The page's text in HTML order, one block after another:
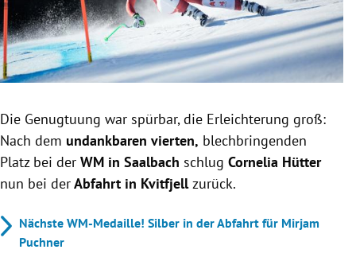
Untermenü
Untermenü
Untermenü
Die Genugtuung war spürbar, die Erleichterung groß:
Nach dem undankbaren vierten, blechbringenden
Platz bei der WM in Saalbach schlug Cornelia Hütter
nun bei derAbfahrt in Kvitfjellzurück.
Nächste WM-Medaille! Silber in der Abfahrt für Mirjam
Puchner